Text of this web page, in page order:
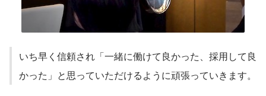
いち早く信頼され「一緒に働けて良かった、採用して良
かった」と思っていただけるように頑張っていきます。